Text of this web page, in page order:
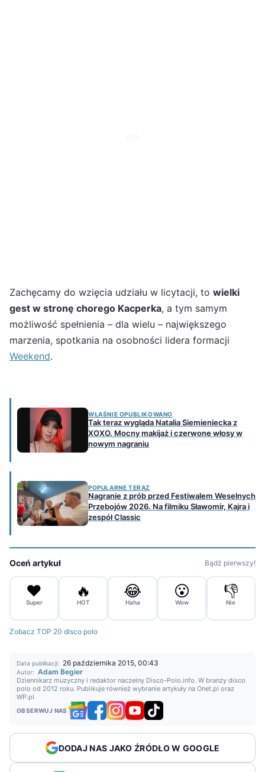
Zachęcamy do wzięcia udziału w licytacji, to wielki
gest w stronę chorego Kacperka, a tym samym
możliwość spełnienia – dla wielu – największego
marzenia, spotkania na osobności lidera formacji
Weekend.
WŁAŚNIE OPUBLIKOWANO
Tak teraz wygląda Natalia Siemieniecka z
XOXO. Mocny makijaż i czerwone włosy w
nowym nagraniu
POPULARNE TERAZ
Nagranie z prób przed Festiwalem Weselnych
Przebojów 2026. Na filmiku Sławomir, Kajra i
zespół Classic
Oceń artykuł Bądź pierwszy!
❤️
Super
🔥
HOT
😂
Haha
😮
Wow
👎
Nie
Zobacz TOP 20 disco polo
Data publikacji: 26 października 2015, 00:43
Autor: Adam Begier
Dziennikarz muzyczny i redaktor naczelny Disco-Polo.info. W branży disco
polo od 2012 roku. Publikuje również wybranie artykuły na Onet.pl oraz
WP.pl
OBSERWUJ NAS
DODAJ NAS JAKO ŹRÓDŁO W GOOGLE